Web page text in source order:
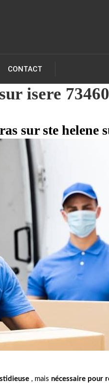
CONTACT
isere 73460
sur ste helene
, mais nécessaire pour